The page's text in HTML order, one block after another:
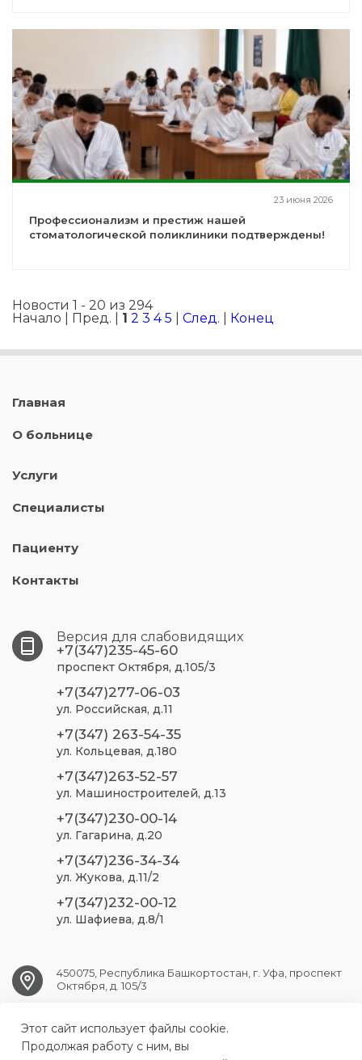
23 июня 2026
Профессионализм и престиж нашей
стоматологической поликлиники подтверждены!
Новости 1 - 20 из 294
Начало | Пред. | 1 2 3 4 5 След. Конец
Главная
О больнице
Услуги
Специалисты
Пациенту
Контакты
Версия для слабовидящих
+7(347)235-45-60
проспект Октября, д.105/3
+7(347)277-06-03
ул. Российская, д.11
+7(347) 263-54-35
ул. Кольцевая, д.180
+7(347)263-52-57
ул. Машиностроителей, д.13
+7(347)230-00-14
ул. Гагарина, д.20
+7(347)236-34-34
ул. Жукова, д.11/2
+7(347)232-00-12
ул. Шафиева, д.8/1
450075, Республика Башкортостан, г. Уфа, проспект
Октября, д. 105/3
ufa.sp2@doctorrb.ru
Этот сайт использует файлы cookie.
Продолжая работу с ним, вы